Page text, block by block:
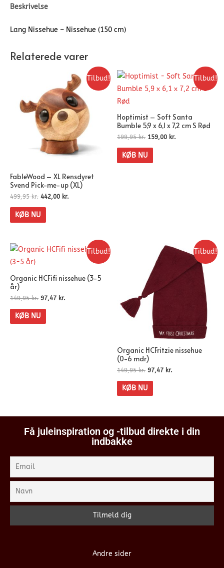
Beskrivelse
Lang Nissehue – Nissehue (150 cm)
Relaterede varer
Tilbud!
FableWood – XL Rensdyret
Svend Pick-me-up (XL)
499,95kr. 442,00 kr.
KØB NU
Tilbud!
Hoptimist – Soft Santa
Bumble 5,9 x 6,1 x 7,2 cm S Rød
199,95kr. 159,00 kr.
KØB NU
Tilbud!
Organic HCFifi nissehue (3-5
år)
149,95kr. 97,47 kr.
KØB NU
Tilbud!
Organic HCFritzie nissehue
(0-6 mdr)
149,95kr. 97,47 kr.
KØB NU
Få juleinspiration og -tilbud direkte i din
indbakke
Andre sider